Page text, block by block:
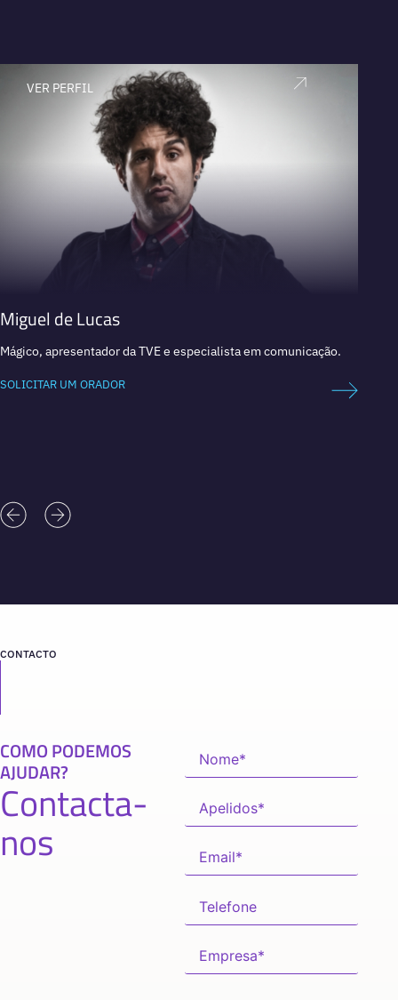
VER PERFIL
Miguel de Lucas
Mágico, apresentador da TVE e especialista em comunicação.
SOLICITAR UM ORADOR
CONTACTO
COMO PODEMOS
AJUDAR?
Contacta-
nos